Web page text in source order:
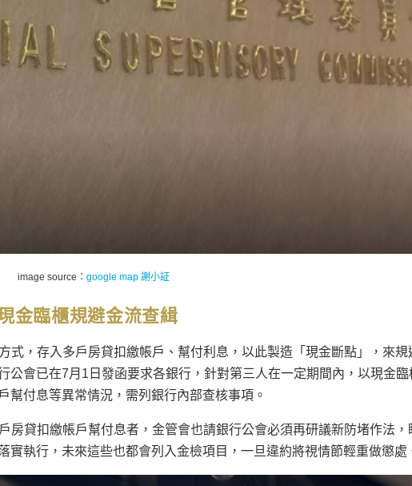
image source： google map 謝小証
金臨櫃規避金流查緝
式，存入多戶房貸扣繳帳戶、幫付利息，以此製造「現金斷點」，來規
公會已在7月1日發函要求各銀行，針對第三人在一定期間內，以現金臨
幫付息等異常情況，需列銀行內部查核事項。
房貸扣繳帳戶幫付息者，金管會也請銀行公會必須再研議新防堵作法，
實執行，未來這些也都會列入金檢項目，一旦違約將視情節輕重做懲處